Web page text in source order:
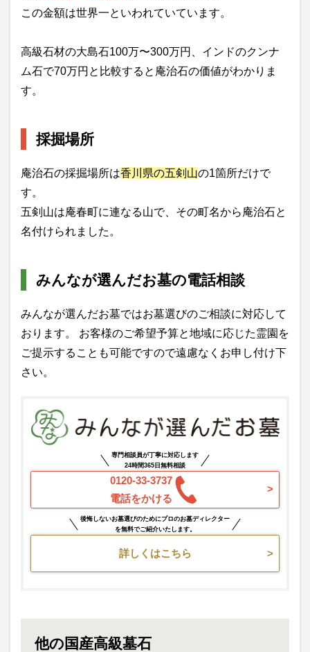
この金額は世界一といわれていています。
高級石材の大島石100万〜300万円、インドのクンナ
ム石で70万円と比較すると庵治石の価値がわかりま
す。
採掘場所
庵治石の採掘場所は香川県の五剣山の1箇所だけで
す。
五剣山は庵春町に連なる山で、その町名から庵治石と
名付けられました。
みんなが選んだお墓の電話相談
みんなが選んだお墓ではお墓選びのご相談に対応して
おります。 お客様のご希望予算と地域に応じた霊園を
ご提示することも可能ですので遠慮なくお申し付け下
さい。
専門相談員が丁寧に対応します
24時間365日無料相談
0120-33-3737
電話をかける
後悔しないお墓選びのためにプロのお墓ディレクター
を無料でご紹介いたします。
詳しくはこちら
他の国産高級墓石